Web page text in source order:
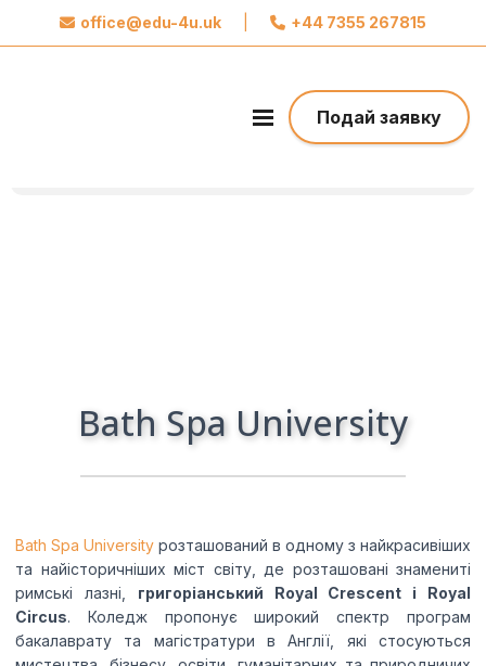
x
Ми обіцяємо не розсилати вам спам.
Поділіться своєю контактною інформацією,
щоб ми могли зв’язатися з вами щодо вашої
Я даю згоду на обробку моїх
персональних даних компанією Edu4u Ltd в
інформаційних та маркетингових цілях
силаючи цю форму, ви підтверджуєте, що
office@edu-4u.uk +44 7355 267815
Подай заявку
Bath Spa University
Bath Spa University розташований в одному з найкрасивіших
та найісторичніших міст світу, де розташовані знамениті
римські лазні, григоріанський Royal Crescent і Royal
Circus. Коледж пропонує широкий спектр програм
бакалаврату та магістратури в Англії, які стосуються